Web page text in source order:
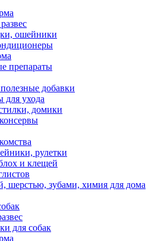
ошейники
препараты
добавки
для ухода
домики
рулетки
и клещей
шерстью, зубами, химия для дома
для собак